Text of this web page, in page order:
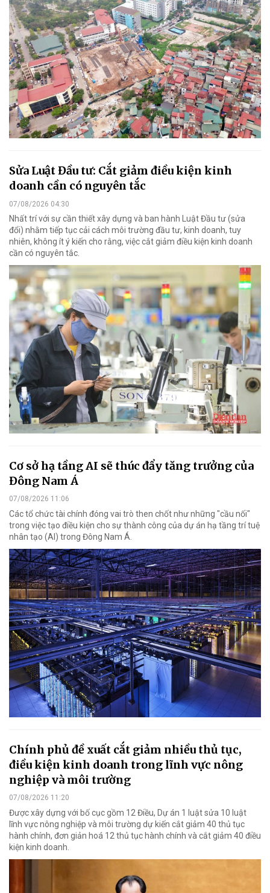
Sửa Luật Đầu tư: Cắt giảm điều kiện kinh
doanh cần có nguyên tắc
07/08/2026 04:30
Nhất trí với sự cần thiết xây dựng và ban hành Luật Đầu tư (sửa
đổi) nhằm tiếp tục cải cách môi trường đầu tư, kinh doanh, tuy
nhiên, không ít ý kiến cho rằng, việc cắt giảm điều kiện kinh doanh
cần có nguyên tắc.
Cơ sở hạ tầng AI sẽ thúc đẩy tăng trưởng của
Đông Nam Á
07/08/2026 11:06
Các tổ chức tài chính đóng vai trò then chốt như những "cầu nối"
trong việc tạo điều kiện cho sự thành công của dự án hạ tầng trí tuệ
nhân tạo (AI) trong Đông Nam Á.
Chính phủ đề xuất cắt giảm nhiều thủ tục,
điều kiện kinh doanh trong lĩnh vực nông
nghiệp và môi trường
07/08/2026 11:20
Được xây dựng với bố cục gồm 12 Điều, Dự án 1 luật sửa 10 luật
lĩnh vực nông nghiệp và môi trường dự kiến cắt giảm 40 thủ tục
hành chính, đơn giản hoá 12 thủ tục hành chính và cắt giảm 40 điều
kiện kinh doanh.